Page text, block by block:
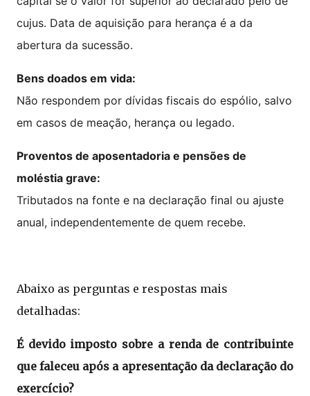
cujus. Data de aquisição para herança é a da
abertura da sucessão.
Bens doados em vida:
Não respondem por dívidas fiscais do espólio, salvo
em casos de meação, herança ou legado.
Proventos de aposentadoria e pensões de
moléstia grave:
Tributados na fonte e na declaração final ou ajuste
anual, independentemente de quem recebe.
Abaixo as perguntas e respostas mais
detalhadas:
É devido imposto sobre a renda de contribuinte
que faleceu após a apresentação da declaração do
exercício?